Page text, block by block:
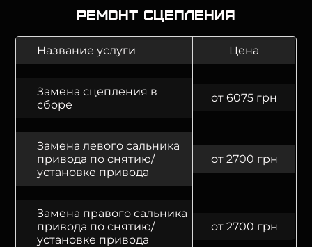
Ремонт сцепления
Название услуги Цена
Замена сцепления в
сборе
от 6075 грн
Замена левого сальника
привода по снятию/
установке привода
от 2700 грн
Замена правого сальника
привода по снятию/
установке привода
от 2700 грн